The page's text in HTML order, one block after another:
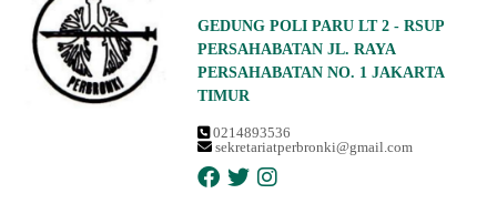
GEDUNG POLI PARU LT 2 - RSUP
PERSAHABATAN JL. RAYA
PERSAHABATAN NO. 1 JAKARTA
TIMUR
0214893536
sekretariatperbronki@gmail.com